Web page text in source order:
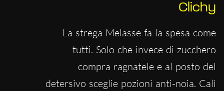
Clichy
La strega Melasse fa la spesa come
tutti. Solo che invece di zucchero
compra ragnatele e al posto del
detersivo sceglie pozioni anti-noia. Calì